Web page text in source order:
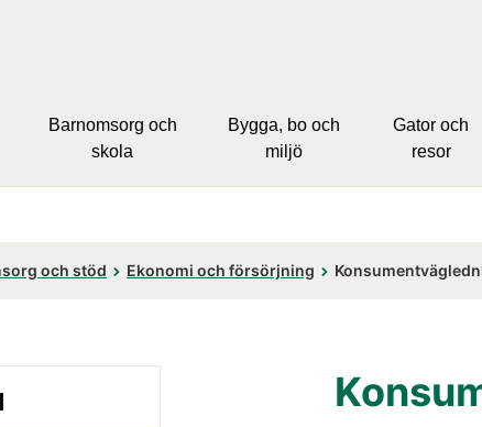
Barnomsorg och
skola
Bygga, bo och
miljö
Gator och
resor
och stöd Ekonomi och försörjning